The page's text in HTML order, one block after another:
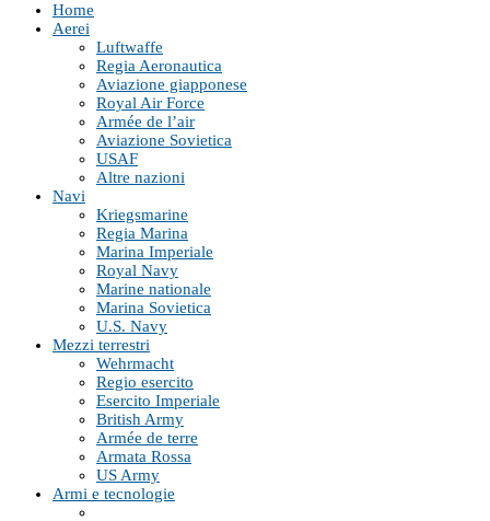
Home
Aerei
Luftwaffe
Regia Aeronautica
Aviazione giapponese
Royal Air Force
Armée de l’air
Aviazione Sovietica
USAF
Altre nazioni
Navi
Kriegsmarine
Regia Marina
Marina Imperiale
Royal Navy
Marine nationale
Marina Sovietica
U.S. Navy
Mezzi terrestri
Wehrmacht
Regio esercito
Esercito Imperiale
British Army
Armée de terre
Armata Rossa
US Army
Armi e tecnologie